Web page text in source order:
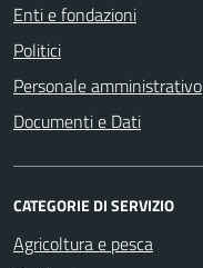
Enti e fondazioni
Politici
Personale amministrativo
Documenti e Dati
CATEGORIE DI SERVIZIO
Agricoltura e pesca